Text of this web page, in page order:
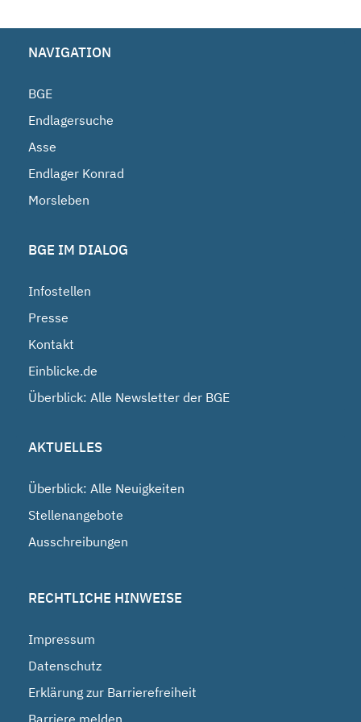
NAVIGATION
BGE
Endlagersuche
Asse
Endlager Konrad
Morsleben
BGE IM DIALOG
Infostellen
Presse
Kontakt
Einblicke.de
Überblick: Alle Newsletter der BGE
AKTUELLES
Überblick: Alle Neuigkeiten
Stellenangebote
Ausschreibungen
RECHTLICHE HINWEISE
Impressum
Datenschutz
Erklärung zur Barrierefreiheit